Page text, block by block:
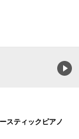
スティックピアノ